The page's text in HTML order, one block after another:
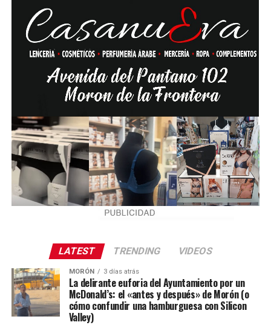
LATEST TRENDING VIDEOS
MORÓN 3 días atrás
La delirante euforia del Ayuntamiento por un
McDonald’s: el «antes y después» de Morón (o
cómo confundir una hamburguesa con Silicon
Valley)